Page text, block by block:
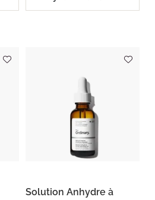
Solution Anhydre à